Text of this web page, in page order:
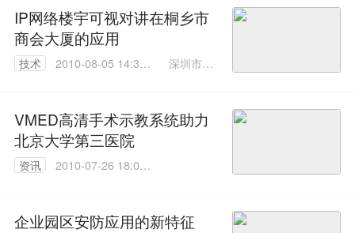
IP网络楼宇可视对讲在桐乡市
商会大厦的应用
技术
2010-08-05 14:31:
深圳市来
VMED高清手术示教系统助力
北京大学第三医院
资讯
2010-07-26 18:05:
企业园区安防应用的新特征